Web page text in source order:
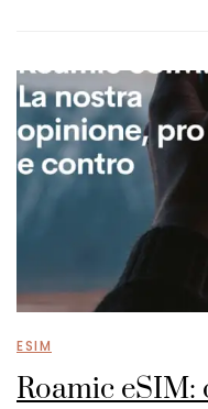
ESIM
Roamic eSIM: